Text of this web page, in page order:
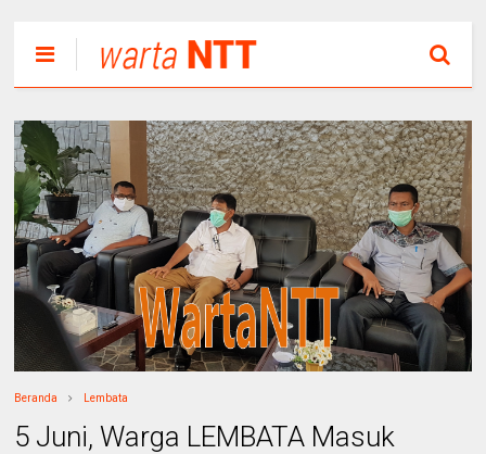
Beranda Lembata
5 Juni, Warga LEMBATA Masuk